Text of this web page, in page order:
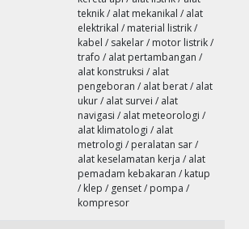
teknik / alat mekanikal / alat
elektrikal / material listrik /
kabel / sakelar / motor listrik /
trafo / alat pertambangan /
alat konstruksi / alat
pengeboran / alat berat / alat
ukur / alat survei / alat
navigasi / alat meteorologi /
alat klimatologi / alat
metrologi / peralatan sar /
alat keselamatan kerja / alat
pemadam kebakaran / katup
/ klep / genset / pompa /
kompresor